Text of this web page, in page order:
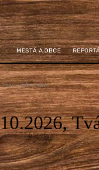
MESTÁ A OBCE
Tvár z bilbordu